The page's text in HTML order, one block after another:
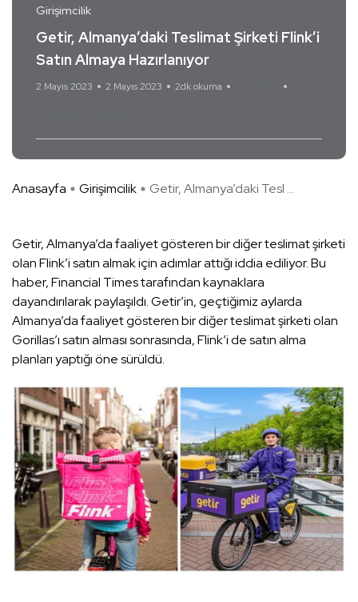
Girişimcilik
Getir, Almanya’daki Teslimat Şirketi Flink’i
Satın Almaya Hazırlanıyor
2 Mayıs 2023 2 Mayıs 2023 2dk okuma
Anasayfa Girişimcilik Getir, Almanya’daki Tesl ...
Getir, Almanya’da faaliyet gösteren bir diğer teslimat şirketi
olan Flink’i satın almak için adımlar attığı iddia ediliyor. Bu
haber, Financial Times tarafından kaynaklara
dayandırılarak paylaşıldı. Getir’in, geçtiğimiz aylarda
Almanya’da faaliyet gösteren bir diğer teslimat şirketi olan
Gorillas’ı satın alması sonrasında, Flink’i de satın alma
planları yaptığı öne sürüldü.